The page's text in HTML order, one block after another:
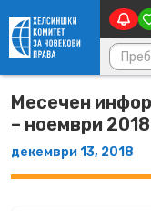
Skip to content
Месечен
– ноември 2018
декември 13, 2018